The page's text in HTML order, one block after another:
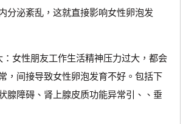
分泌紊乱，这就直接影响女性卵泡发
性朋友工作生活精神压力过大，都会
，间接导致女性卵泡发育不好。包括下
腺障碍、肾上腺皮质功能异常引、、垂